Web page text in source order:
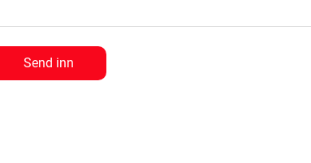
Send inn